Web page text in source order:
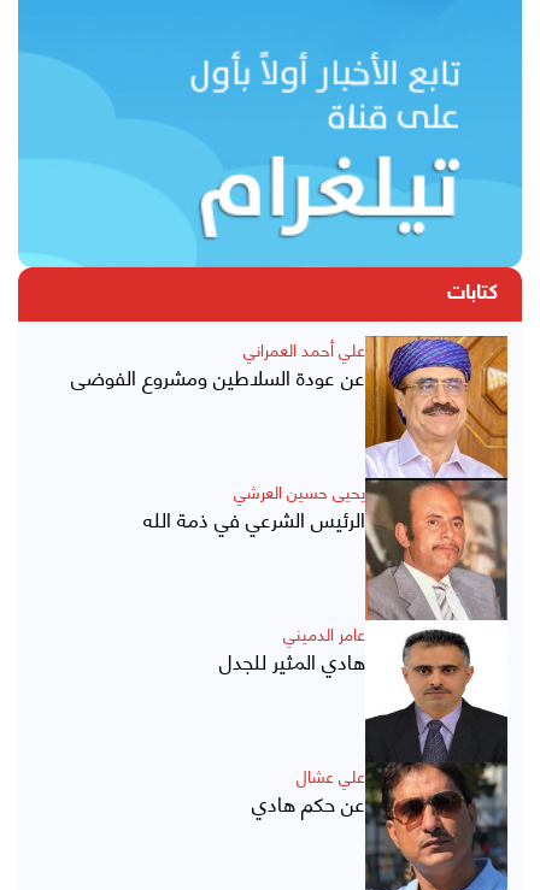
كتابات
علي أحمد العمراني
عن عودة السلاطين ومشروع الفوضى
يحيى حسين العرشي
الرئيس الشرعي في ذمة الله
عامر الدميني
هادي المثير للجدل
علي عشال
عن حكم هادي